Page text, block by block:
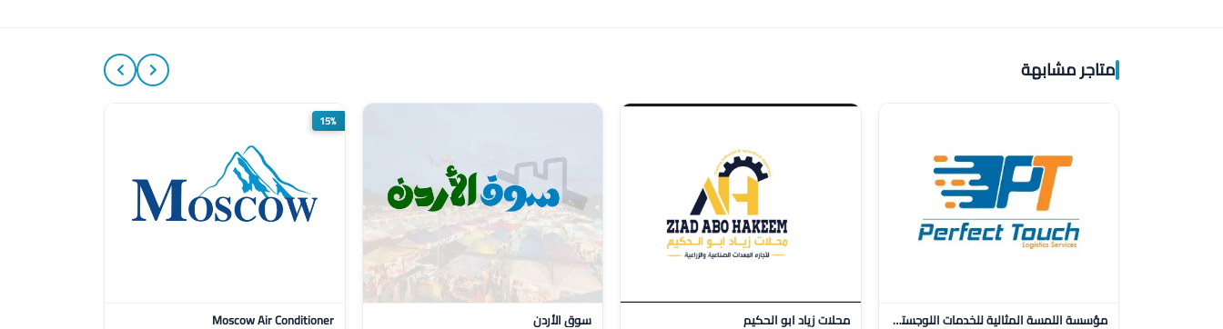
متاجر مشابهة
مؤسسة اللمسة المثالية للخدمات اللوجستية للنقل محلات زياد ابو الحكيم سوق الأردن
15%
Moscow Air Conditioner